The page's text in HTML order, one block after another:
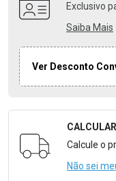
Exclusivo
Saiba Mais
Ver Desconto
Formulário
Calcule o
Não sei